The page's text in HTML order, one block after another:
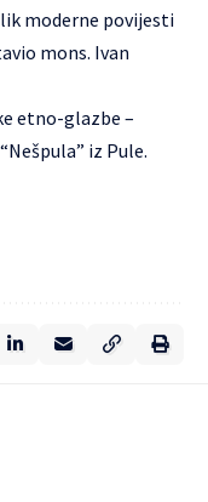
moderne povijesti
mons. Ivan
etno-glazbe –
Nešpula” iz Pule.